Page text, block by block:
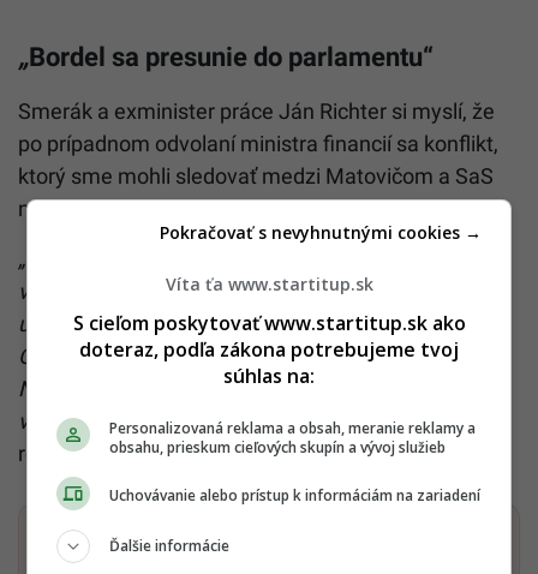
„Bordel sa presunie do parlamentu“
Smerák a exminister práce Ján Richter si myslí, že
po prípadnom odvolaní ministra financií sa konflikt,
ktorý sme mohli sledovať medzi Matovičom a SaS
na úrovni vlády, presunie za parlamentný prah.
„Bohužiaľ, ten bordel, ktorý bol doteraz vo vláde, sa
vo väčšej miere presunie do parlamentu. Ak sa to
udeje, očakávam, že súboj Sulík/Matovič, alebo
OĽANO a SaS bude jednoducho pokračovať.
Neverím tomu, že SaS sa vráti niekde naspäť do
vlády,“ okomentoval napätú situáciu bývalý šéf
rezortu práce.
Dostaň Startitup do svojich Google odporúčaní
Víta ťa www.startitup.sk
S cieľom poskytovať www.startitup.sk ako
doteraz, podľa zákona potrebujeme tvoj
súhlas na:
Personalizovaná reklama a obsah, meranie reklamy a
obsahu, prieskum cieľových skupín a vývoj služieb
Uchovávanie alebo prístup k informáciám na zariadení
Ďalšie informácie
Pokračovať s nevyhnutnými cookies →